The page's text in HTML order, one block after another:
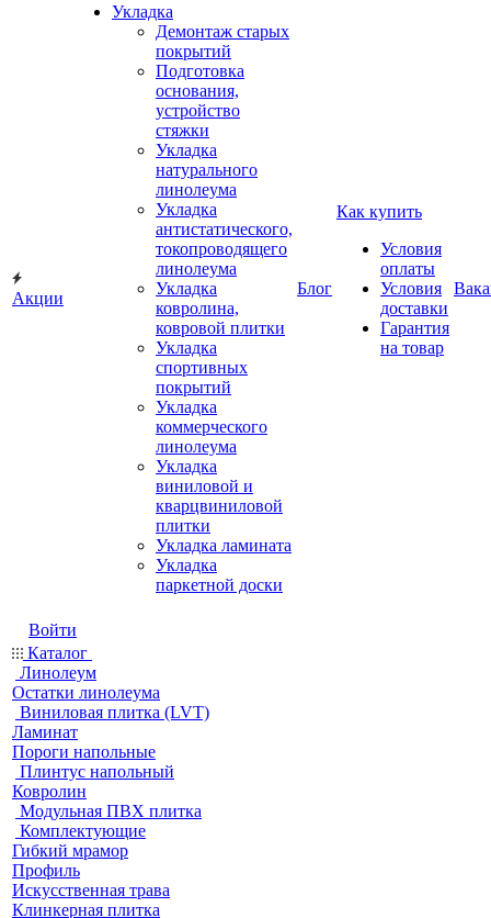
Акции
Укладка
Демонтаж старых
покрытий
Подготовка
основания,
устройство
стяжки
Укладка
натурального
линолеума
Укладка
антистатического,
токопроводящего
линолеума
Укладка
ковролина,
ковровой плитки
Укладка
спортивных
покрытий
Укладка
коммерческого
линолеума
Укладка
виниловой и
кварцвиниловой
плитки
Укладка ламината
Укладка
паркетной доски
Блог
Как купить
Условия
оплаты
Условия
доставки
Гарантия
на товар
Войти
Каталог
Линолеум
Остатки линолеума
Виниловая плитка (LVT)
Ламинат
Пороги напольные
Плинтус напольный
Ковролин
Модульная ПВХ плитка
Комплектующие
Гибкий мрамор
Профиль
Искусственная трава
Клинкерная плитка